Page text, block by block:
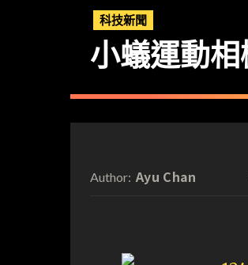
科技新聞
小蟻運動相
Author: Ayu Chan